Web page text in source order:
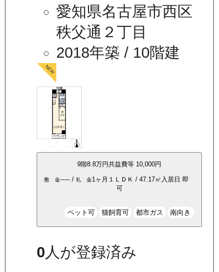
愛知県名古屋市西区
秩父通２丁目
2018年築 / 10階建
9階8.8万円共益費等 10,000円
敷 金-----/ 礼 金1ヶ月 １ＬＤＫ / 47.17㎡ 入居日 即
可
ペット可 猫飼育可 都市ガス 南向き
0 人が登録済み